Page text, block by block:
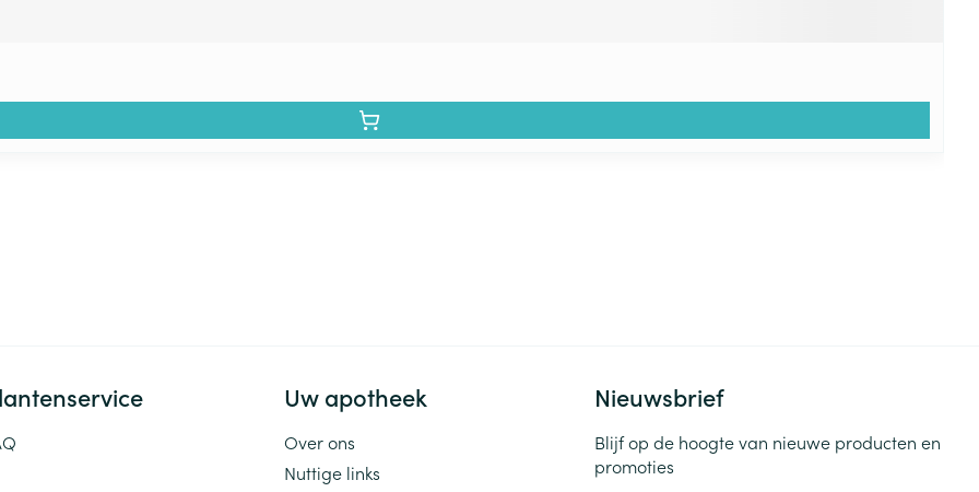
Uw apotheek
Over ons
Nuttige links
Nieuwsbrief
Blijf op de hoogte van nieuwe producten en
promoties